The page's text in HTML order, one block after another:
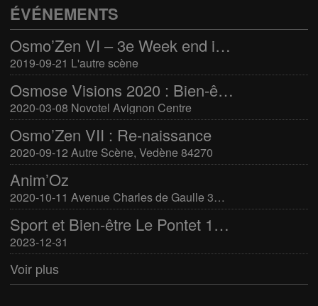
ÉVÉNEMENTS
Osmo’Zen VI – 3e Week end international du bien-être
2019-09-21 L'autre scène
Osmose Visions 2020 : Bien-être et arts divinatoires
2020-03-08 Novotel Avignon Centre
Osmo’Zen VII : Re-naissance
2020-09-12 Autre Scène, Vedène 84270
Anim’Oz
2020-10-11 Avenue Charles de Gaulle 30400 Villeneuve-Lès-Avignon
Sport et Bien-être Le Pontet 16-17 mars 2024
2023-12-31
Voir plus